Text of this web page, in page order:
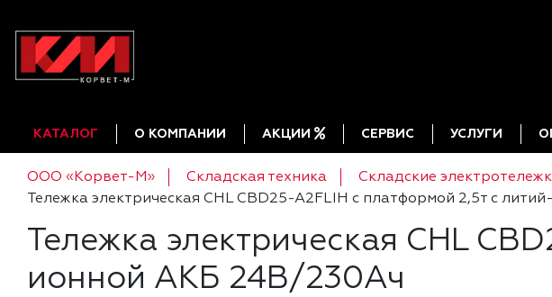
КАТАЛОГ О КОМПАНИИ АКЦИИ СЕРВИС УСЛУГИ
ООО «Корвет-М» Складская техника Складские
Тележка электрическая CHL CBD25-A2FLIH с платформой 2,5т с
Тележка электрическая CHL
ионной АКБ 24В/230Ач